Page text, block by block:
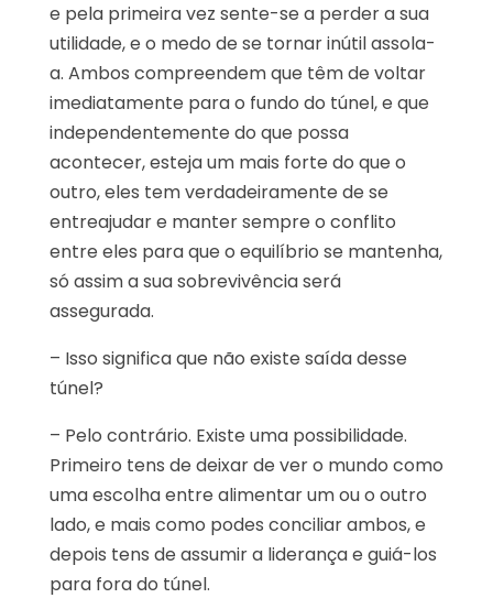
e pela primeira vez sente-se a perder a sua
utilidade, e o medo de se tornar inútil assola-
a. Ambos compreendem que têm de voltar
imediatamente para o fundo do túnel, e que
independentemente do que possa
acontecer, esteja um mais forte do que o
outro, eles tem verdadeiramente de se
entreajudar e manter sempre o conflito
entre eles para que o equilíbrio se mantenha,
só assim a sua sobrevivência será
assegurada.
– Isso significa que não existe saída desse
túnel?
– Pelo contrário. Existe uma possibilidade.
Primeiro tens de deixar de ver o mundo como
uma escolha entre alimentar um ou o outro
lado, e mais como podes conciliar ambos, e
depois tens de assumir a liderança e guiá-los
para fora do túnel.